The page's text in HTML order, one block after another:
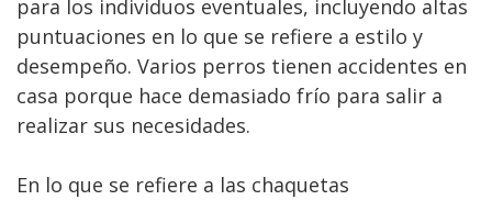
para los individuos eventuales, incluyendo altas
puntuaciones en lo que se refiere a estilo y
desempeño. Varios perros tienen accidentes en
casa porque hace demasiado frío para salir a
realizar sus necesidades.
En lo que se refiere a las chaquetas